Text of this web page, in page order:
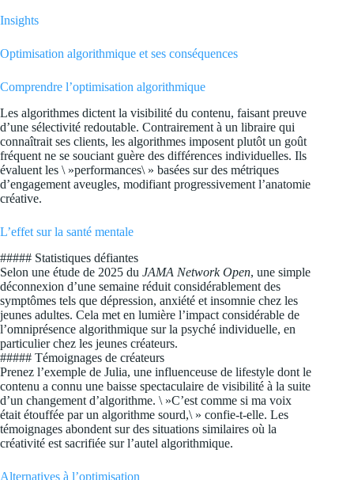
Insights
Optimisation algorithmique et ses conséquences
Comprendre l’optimisation algorithmique
Les algorithmes dictent la visibilité du contenu, faisant preuve
d’une sélectivité redoutable. Contrairement à un libraire qui
connaîtrait ses clients, les algorithmes imposent plutôt un goût
fréquent ne se souciant guère des différences individuelles. Ils
évaluent les \ »performances\ » basées sur des métriques
d’engagement aveugles, modifiant progressivement l’anatomie
créative.
L’effet sur la santé mentale
##### Statistiques défiantes
Selon une étude de 2025 du JAMA Network Open, une simple
déconnexion d’une semaine réduit considérablement des
symptômes tels que dépression, anxiété et insomnie chez les
jeunes adultes. Cela met en lumière l’impact considérable de
l’omniprésence algorithmique sur la psyché individuelle, en
particulier chez les jeunes créateurs.
##### Témoignages de créateurs
Prenez l’exemple de Julia, une influenceuse de lifestyle dont le
contenu a connu une baisse spectaculaire de visibilité à la suite
d’un changement d’algorithme. \ »C’est comme si ma voix
était étouffée par un algorithme sourd,\ » confie-t-elle. Les
témoignages abondent sur des situations similaires où la
créativité est sacrifiée sur l’autel algorithmique.
Alternatives à l’optimisation